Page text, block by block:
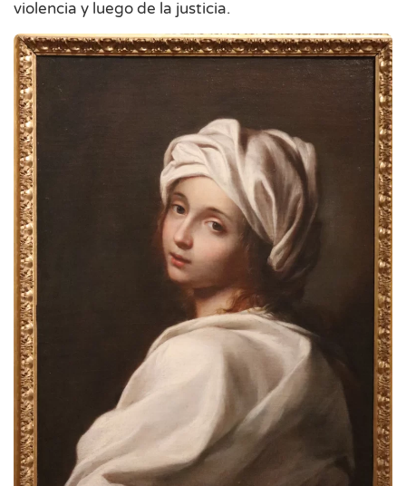
violencia y luego de la justicia.